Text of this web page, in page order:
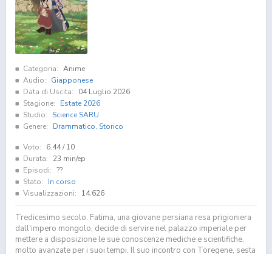
Categoria: Anime
Audio:
Giapponese
Data di Uscita:
04 Luglio 2026
Stagione:
Estate 2026
Studio:
Science SARU
Genere:
Drammatico, Storico
Voto: 6.44/ 10
Durata:
23 min/ep
Episodi: ??
Stato:
In corso
Visualizzazioni:
14.626
Tredicesimo secolo. Fatima, una giovane persiana resa prigioniera
dall'impero mongolo, decide di servire nel palazzo imperiale per
mettere a disposizione le sue conoscenze mediche e scientifiche,
molto avanzate per i suoi tempi. Il suo incontro con Töregene, sesta